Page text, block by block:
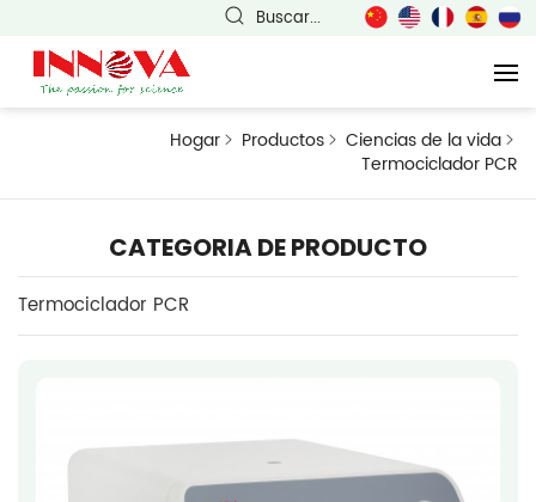
Buscar...
Hogar Productos
Ciencias de la vida
Termociclador PCR
CATEGORIA DE PRODUCTO
Termociclador PCR